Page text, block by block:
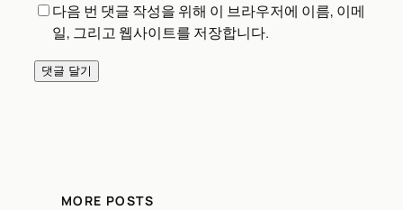
다음 번 댓글 작성을 위해 이 브라우저에 이름, 이메
일, 그리고 웹사이트를 저장합니다.
MORE POSTS